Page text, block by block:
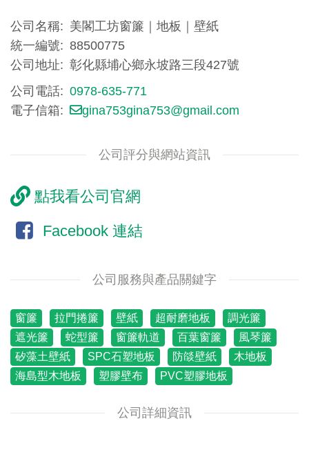
公司名稱
美閣工坊窗簾｜地板｜壁紙
統一編號
88500775
公司地址
彰化縣埔心鄉永坡路三段427號
公司電話
0978-635-771
電子信箱
gina753gina753@gmail.com
公司評分與網站資訊
點我看公司官網
Facebook 連結
公司服務與產品關鍵字
窗簾 拉門捲簾 壁紙 超耐磨地板
調光簾
遮光簾
蛇型簾 窗簾軌道 百葉窗簾
風琴簾
矽藻土壁紙
SPC石塑地板 防燄壁紙
木地板
海島型木地板
塑膠壁布 PVC塑膠地板
公司詳細資訊